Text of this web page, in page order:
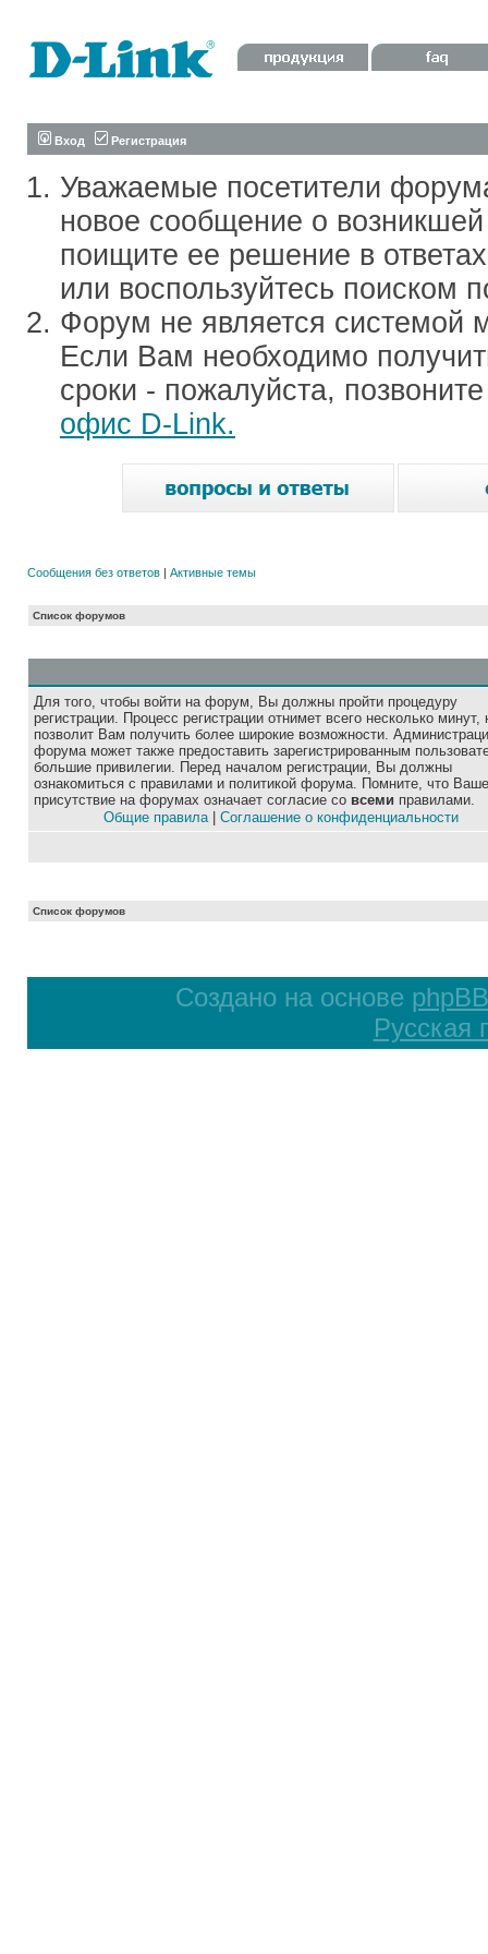
Вход Регистрация
Уважаемые посетители
новое сообщение о
поищите ее решение в
или воспользуйтесь поиском
Форум не является системой
Если Вам необходимо
сроки - пожалуйста,
офис D-Link.
Сообщения без ответов | Активные темы
Список форумов
Для того, чтобы войти на форум, Вы должны пройти процедуру
регистрации. Процесс регистрации отнимет всего несколько минут,
позволит Вам получить более широкие возможности.
форума может также предоставить зарегистрированным
большие привилегии. Перед началом регистрации, Вы должны
ознакомиться с правилами и политикой форума. Помните, что Ваше
присутствие на форумах означает согласие со всеми правилами.
Общие правила| Соглашение о конфиденциальности
Список форумов
Создано на основе phpBB
Русская